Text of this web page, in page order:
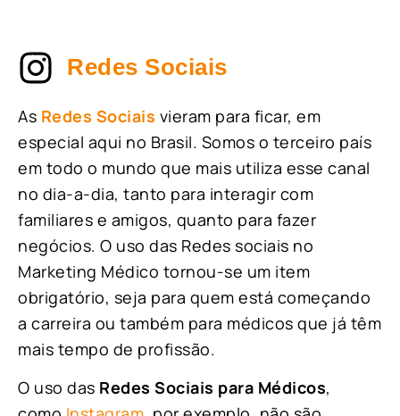
Redes Sociais
As Redes Sociais vieram para ficar, em
especial aqui no Brasil. Somos o terceiro país
em todo o mundo que mais utiliza esse canal
no dia-a-dia, tanto para interagir com
familiares e amigos, quanto para fazer
negócios. O uso das Redes sociais no
Marketing Médico tornou-se um item
obrigatório, seja para quem está começando
a carreira ou também para médicos que já têm
mais tempo de profissão.
O uso das Redes Sociais para Médicos,